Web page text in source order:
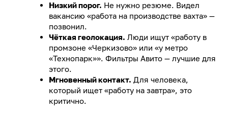
Низкий порог. Не нужно резюме. Видел
вакансию «работа на производстве вахта» —
позвонил.
Чёткая геолокация. Люди ищут «работу в
промзоне «Черкизово» или «у метро
«Технопарк»». Фильтры Авито — лучшие для
этого.
Мгновенный контакт. Для человека,
который ищет «работу на завтра», это
критично.